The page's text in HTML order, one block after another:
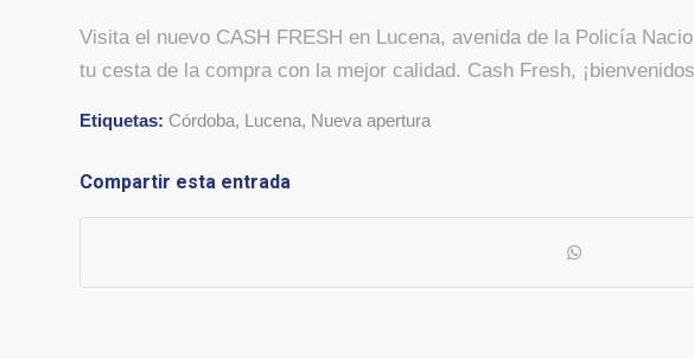
Visita el nuevo CASH FRESH en Lucena, avenida de la Policía
tu cesta de la compra con la mejor calidad. Cash Fresh,
Etiquetas: Córdoba, Lucena, Nueva apertura
Compartir esta entrada